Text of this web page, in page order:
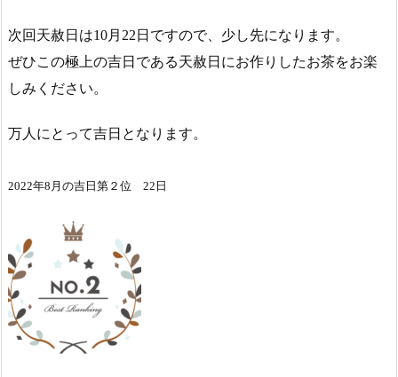
次回天赦日は10月22日ですので、少し先になります。
ぜひこの極上の吉日である天赦日にお作りしたお茶をお楽
しみください。
万人にとって吉日となります。
2022年8月の吉日第２位 22日